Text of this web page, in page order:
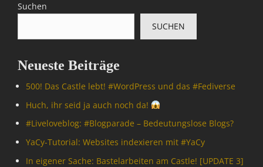
p
t
r
I
e
e
Suchen
SUCHEN
Neueste Beiträge
500! Das Castle lebt! #WordPress und das #Fediverse
Huch, ihr seid ja auch noch da!
#Livelove­blog: #Blogparade – Bedeutungslose Blogs?
YaCy-Tutorial: Websites indexieren mit #YaCy
In eigener Sache: Bastelarbeiten am Castle! [UPDATE 3]